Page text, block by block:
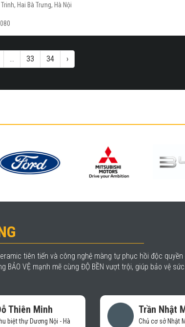
Hai Bà Trưng, Hà Nội
... 33 34 ›
tiên tiến và công nghệ màng tự phục hồi độc
VỆ mạnh mẽ cùng ĐỘ BỀN vượt trội, giúp bảo vệ
Nhật Minh
cơ sở Nhật Minh Auto
Trần Duy
GĐ Kinh doanh